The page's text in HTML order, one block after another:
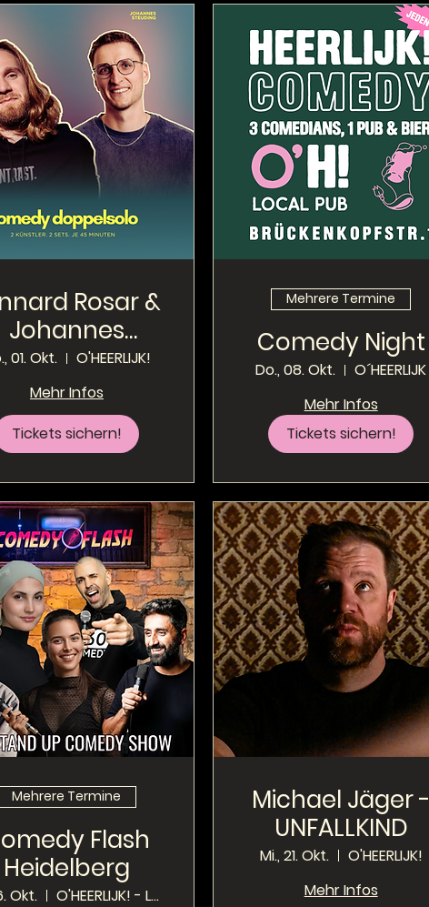
Rosar &
Johannes
Steuding
01. Okt.
O'HEERLIJK!
Mehr Infos
Tickets sichern!
Mehrere Termine
Comedy Night
Do., 08. Okt.
O´HEERLIJK
Mehr Infos
Tickets sichern!
Mehrere Termine
Flash
Heidelberg
Okt.
O'HEERLIJK! - Local Pub
Michael Jäger -
UNFALLKIND
Mi., 21. Okt.
O'HEERLIJK!
Mehr Infos